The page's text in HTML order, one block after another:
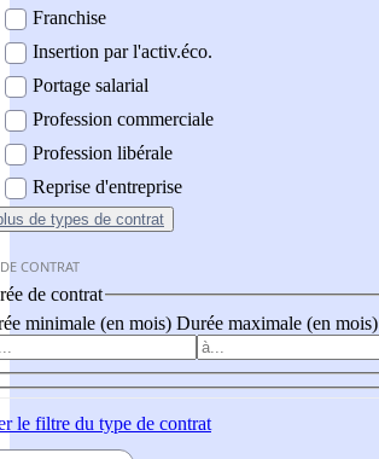
Franchise
Insertion par l'activ.éco.
Portage salarial
Profession commerciale
Profession libérale
Reprise d'entreprise
de types de contrat
CONTRAT
de contrat
minimale (en mois) Durée maximale (en mois)
le filtre du type de contrat